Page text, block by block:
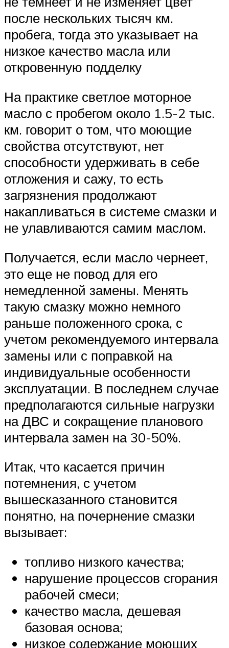
после нескольких тысяч км.
пробега, тогда это указывает на
низкое качество масла или
откровенную подделку
На практике светлое моторное
масло с пробегом около 1.5-2 тыс.
км. говорит о том, что моющие
свойства отсутствуют, нет
способности удерживать в себе
отложения и сажу, то есть
загрязнения продолжают
накапливаться в системе смазки и
не улавливаются самим маслом.
Получается, если масло чернеет,
это еще не повод для его
немедленной замены. Менять
такую смазку можно немного
раньше положенного срока, с
учетом рекомендуемого интервала
замены или с поправкой на
индивидуальные особенности
эксплуатации. В последнем случае
предполагаются сильные нагрузки
на ДВС и сокращение планового
интервала замен на 30-50%.
Итак, что касается причин
потемнения, с учетом
вышесказанного становится
понятно, на почернение смазки
вызывает:
топливо низкого качества;
нарушение процессов сгорания
рабочей смеси;
качество масла, дешевая
базовая основа;
низкое содержание моющих